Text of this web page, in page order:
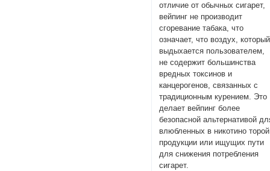
отличие от обычных сигарет,
вейпинг не производит
сгоревание табака, что
означает, что воздух, который
выдыхается пользователем,
не содержит большинства
вредных токсинов и
канцерогенов, связанных с
традиционным курением. Это
делает вейпинг более
безопасной альтернативой
влюбленных в никотино торой
продукции или ищущих пути
для снижения потребления
сигарет.